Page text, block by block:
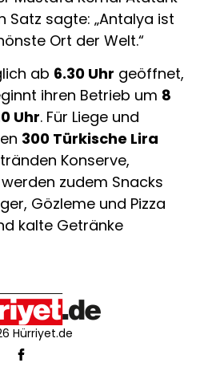
Satz sagte: „Antalya ist
Ort der Welt.“
ab 6.30 Uhr geöffnet,
ihren Betrieb um 8
Uhr. Für Liege und
300 Türkische Lira
Konserve,
werden zudem Snacks
Gözleme und Pizza
kalte Getränke
Hürriyet.de